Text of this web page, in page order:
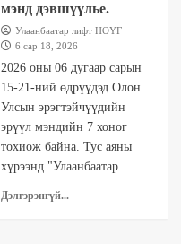
мэнд дэвшүүлье.
Улаанбаатар лифт НӨҮГ
6 сар 18, 2026
2026 оны 06 дугаар сарын
15-21-ний өдрүүдэд Олон
Улсын эрэгтэйчүүдийн
эрүүл мэндийн 7 хоног
тохиож байна. Тус аяны
хүрээнд "Улаанбаатар...
Дэлгэрэнгүй...